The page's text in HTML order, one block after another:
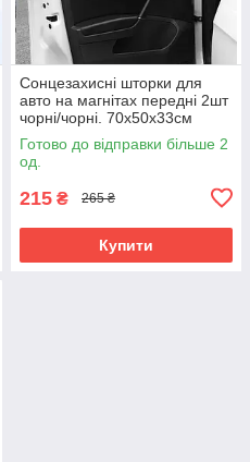
Сонцезахисні шторки для
авто на магнітах передні 2шт
чорні/чорні. 70х50х33см
Готово до відправки більше 2
од.
215 ₴ 265 ₴
Купити